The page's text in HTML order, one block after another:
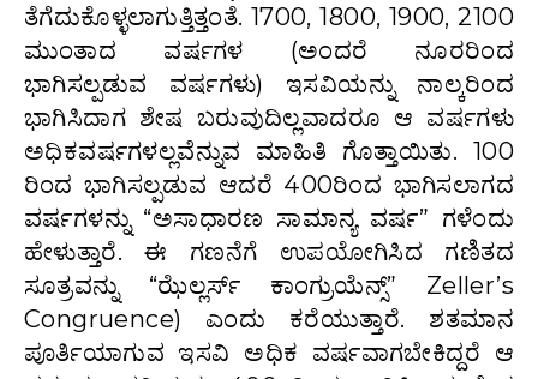
ತೆಗೆದುಕೊಳ್ಳಲಾಗುತ್ತಿತ್ತಂತೆ. 1700, 1800, 1900, 2100
ಮುಂತಾದ ವರ್ಷಗಳ (ಅಂದರೆ ನೂರರಿಂದ
ಭಾಗಿಸಲ್ಪಡುವ ವರ್ಷಗಳು) ಇಸವಿಯನ್ನು ನಾಲ್ಕರಿಂದ
ಭಾಗಿಸಿದಾಗ ಶೇಷ ಬರುವುದಿಲ್ಲವಾದರೂ ಆ ವರ್ಷಗಳು
ಅಧಿಕವರ್ಷಗಳಲ್ಲವೆನ್ನುವ ಮಾಹಿತಿ ಗೊತ್ತಾಯಿತು. 100
ರಿಂದ ಭಾಗಿಸಲ್ಪಡುವ ಆದರೆ 400ರಿಂದ ಭಾಗಿಸಲಾಗದ
ವರ್ಷಗಳನ್ನು “ಅಸಾಧಾರಣ ಸಾಮಾನ್ಯ ವರ್ಷ” ಗಳೆಂದು
ಹೇಳುತ್ತಾರೆ. ಈ ಗಣನೆಗೆ ಉಪಯೋಗಿಸಿದ ಗಣಿತದ
ಸೂತ್ರವನ್ನು “ಝೆಲ್ಲರ್ಸ್ ಕಾಂಗ್ರುಯೆನ್ಸ್” Zeller’s
Congruence) ಎಂದು ಕರೆಯುತ್ತಾರೆ. ಶತಮಾನ
ಪೂರ್ತಿಯಾಗುವ ಇಸವಿ ಅಧಿಕ ವರ್ಷವಾಗಬೇಕಿದ್ದರೆ ಆ